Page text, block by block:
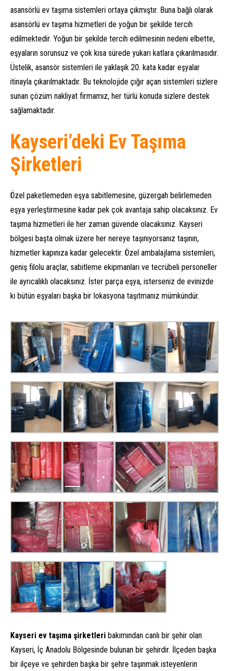
asansörlü ev taşıma sistemleri ortaya çıkmıştır. Buna bağlı olarak
asansörlü ev taşıma hizmetleri de yoğun bir şekilde tercih
edilmektedir. Yoğun bir şekilde tercih edilmesinin nedeni elbette,
eşyaların sorunsuz ve çok kısa sürede yukarı katlara çıkarılmasıdır.
Üstelik, asansör sistemleri ile yaklaşık 20. kata kadar eşyalar
itinayla çıkarılmaktadır. Bu teknolojide çığır açan sistemleri sizlere
sunan çözüm nakliyat firmamız, her türlü konuda sizlere destek
sağlamaktadır.
Kayseri’deki Ev Taşıma
Şirketleri
Özel paketlemeden eşya sabitlemesine, güzergah belirlemeden
eşya yerleştirmesine kadar pek çok avantaja sahip olacaksınız. Ev
taşıma hizmetleri ile her zaman güvende olacaksınız. Kayseri
bölgesi başta olmak üzere her nereye taşınıyorsanız taşının,
hizmetler kapınıza kadar gelecektir. Özel ambalajlama sistemleri,
geniş filolu araçlar, sabitleme ekipmanları ve tecrübeli personeller
ile ayrıcalıklı olacaksınız. İster parça eşya, isterseniz de evinizde
ki bütün eşyaları başka bir lokasyona taşıtmanız mümkündür.
Kayseri ev taşıma şirketleri bakımından canlı bir şehir olan
Kayseri, İç Anadolu Bölgesinde bulunan bir şehirdir. İlçeden başka
bir ilçeye ve şehirden başka bir şehre taşınmak isteyenlerin